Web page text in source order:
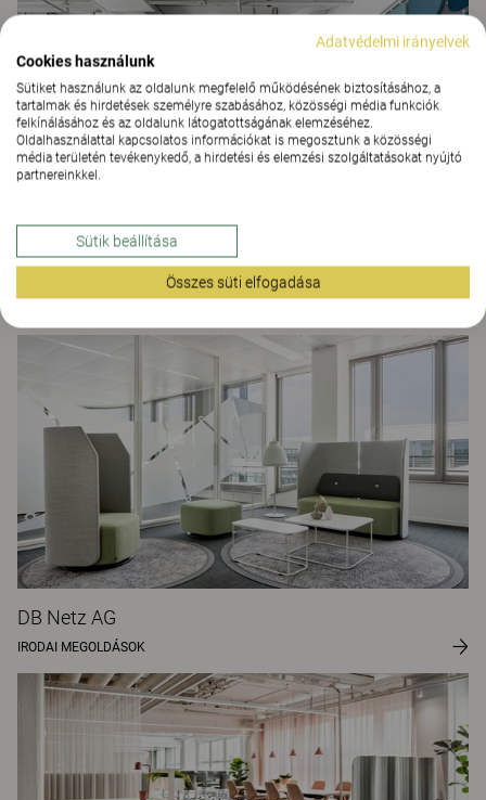
DB Netz AG
IRODAI MEGOLDÁSOK
Adatvédelmi irányelvek
Cookies használunk
Sütiket használunk az oldalunk megfelelő működésének biztosításához, a
tartalmak és hirdetések személyre szabásához, közösségi média funkciók
felkínálásához és az oldalunk látogatottságának elemzéséhez.
Oldalhasználattal kapcsolatos információkat is megosztunk a közösségi
média területén tevékenykedő, a hirdetési és elemzési szolgáltatásokat nyújtó
partnereinkkel.
Sütik beállítása
Összes süti elfogadása